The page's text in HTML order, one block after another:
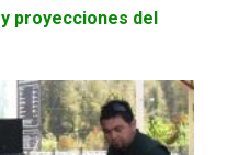
proyecciones del